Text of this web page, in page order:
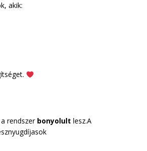
akik:
rendszer bonyolult lesz.A